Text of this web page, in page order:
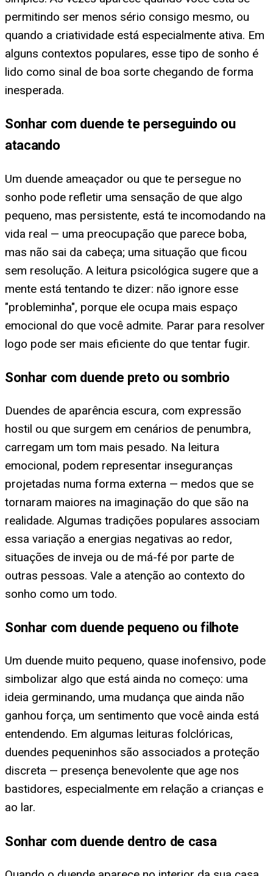
permitindo ser menos sério consigo mesmo, ou
quando a criatividade está especialmente ativa. Em
alguns contextos populares, esse tipo de sonho é
lido como sinal de boa sorte chegando de forma
inesperada.
Sonhar com duende te perseguindo ou
atacando
Um duende ameaçador ou que te persegue no
sonho pode refletir uma sensação de que algo
pequeno, mas persistente, está te incomodando na
vida real — uma preocupação que parece boba,
mas não sai da cabeça; uma situação que ficou
sem resolução. A leitura psicológica sugere que a
mente está tentando te dizer: não ignore esse
"probleminha", porque ele ocupa mais espaço
emocional do que você admite. Parar para resolver
logo pode ser mais eficiente do que tentar fugir.
Sonhar com duende preto ou sombrio
Duendes de aparência escura, com expressão
hostil ou que surgem em cenários de penumbra,
carregam um tom mais pesado. Na leitura
emocional, podem representar inseguranças
projetadas numa forma externa — medos que se
tornaram maiores na imaginação do que são na
realidade. Algumas tradições populares associam
essa variação a energias negativas ao redor,
situações de inveja ou de má-fé por parte de
outras pessoas. Vale a atenção ao contexto do
sonho como um todo.
Sonhar com duende pequeno ou filhote
Um duende muito pequeno, quase inofensivo, pode
simbolizar algo que está ainda no começo: uma
ideia germinando, uma mudança que ainda não
ganhou força, um sentimento que você ainda está
entendendo. Em algumas leituras folclóricas,
duendes pequeninhos são associados a proteção
discreta — presença benevolente que age nos
bastidores, especialmente em relação a crianças e
ao lar.
Sonhar com duende dentro de casa